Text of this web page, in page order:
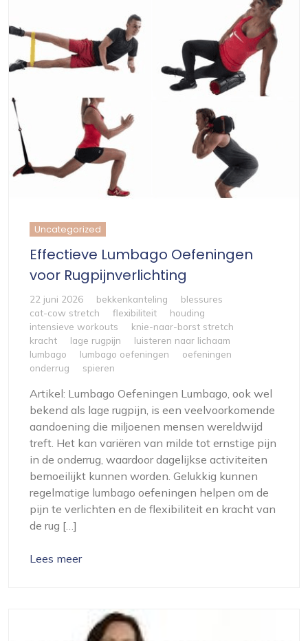
Uncategorized
Effectieve Lumbago Oefeningen
voor Rugpijnverlichting
22 juni 2026 bekkenkanteling
blessures
cat-cow stretch
flexibiliteit
houding
intensieve workouts
knie-naar-borst stretch
kracht
lage rugpijn
luisteren naar lichaam
lumbago
lumbago oefeningen
oefeningen
onderrug
spieren
Artikel: Lumbago Oefeningen Lumbago, ook wel
bekend als lage rugpijn, is een veelvoorkomende
aandoening die miljoenen mensen wereldwijd
treft. Het kan variëren van milde tot ernstige pijn
in de onderrug, waardoor dagelijkse activiteiten
bemoeilijkt kunnen worden. Gelukkig kunnen
regelmatige lumbago oefeningen helpen om de
pijn te verlichten en de flexibiliteit en kracht van
de rug […]
Lees meer